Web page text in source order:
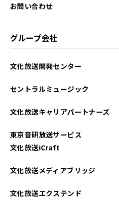
2023年09月
お問い合わせ
グループ会社
文化放送開発センター
セントラルミュージック
文化放送キャリアパートナーズ
東京音研放送サービス
文化放送iCraft
文化放送メディアブリッジ
文化放送エクステンド